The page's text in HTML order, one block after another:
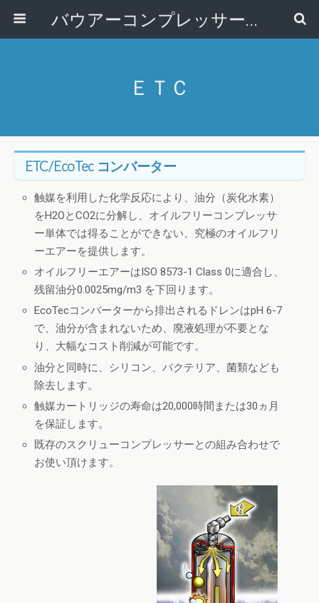
バウアーコンプレッサー株式会社
ＥＴＣ
ETC/EcoTec コンバーター
触媒を利用した化学反応により、油分（炭化水素）
をH2OとCO2に分解し、オイルフリーコンプレッサ
ー単体では得ることができない、究極のオイルフリ
ーエアーを提供します。
オイルフリーエアーはISO 8573-1 Class 0に適合し、
残留油分0.0025mg/m3 を下回ります。
EcoTecコンバーターから排出されるドレンはpH 6-7
で、油分が含まれないため、廃液処理が不要とな
り、大幅なコスト削減が可能です。
油分と同時に、シリコン、バクテリア、菌類なども
除去します。
触媒カートリッジの寿命は20,000時間または30ヵ月
を保証します。
既存のスクリューコンプレッサーとの組み合わせで
お使い頂けます。